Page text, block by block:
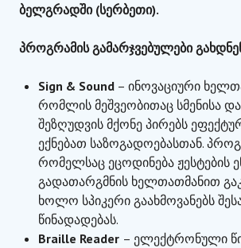
ბელგრადში(სერბეთი).
პროგრამის გამარჯვებულები
Sign & Sound – ინოვაციური
რომლის მეშვეობითაც სმენისა
შეზღუდვის მქონე პირებს
ექნებათ საზოგადოებასთან.
რომელსაც ეცოდინება ჟესტების
გადათარგმნის ხელთათმანით
ხოლო სპიკერი გაახმოვანებს
წინადადებას.
Braille Reader – ელექტრონული